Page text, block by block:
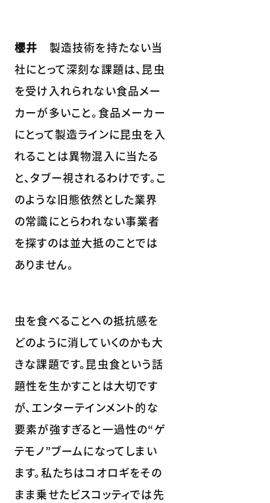
櫻井 製造技術を持たない当
社にとって深刻な課題は、昆虫
を受け入れられない食品メー
カーが多いこと。食品メーカー
にとって製造ラインに昆虫を入
れることは異物混入に当たる
と、タブー視されるわけです。こ
のような旧態依然とした業界
の常識にとらわれない事業者
を探すのは並大抵のことでは
ありません。
虫を食べることへの抵抗感を
どのように消していくのかも大
きな課題です。昆虫食という話
題性を生かすことは大切です
が、エンターテインメント的な
要素が強すぎると一過性の“ゲ
テモノ”ブームになってしまい
ます。私たちはコオロギをその
まま乗せたビスコッティでは先